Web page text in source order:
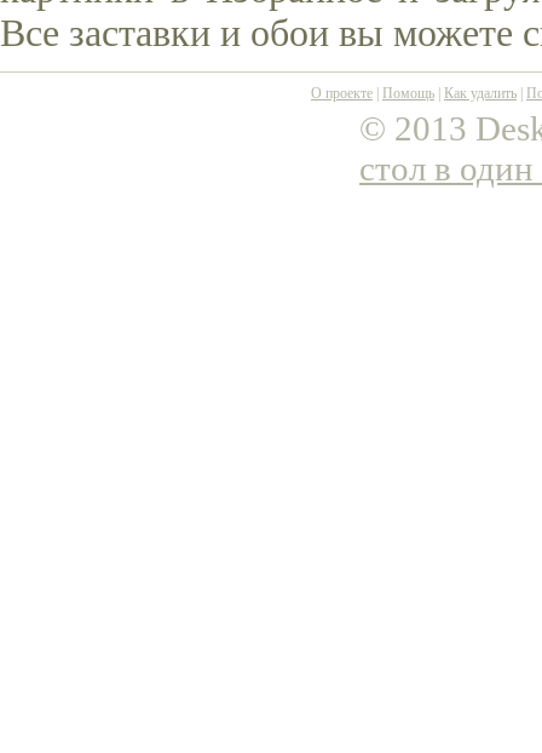
Все заставки и обои вы можете
О проекте Помощь Как удалить
© 2013
стол в